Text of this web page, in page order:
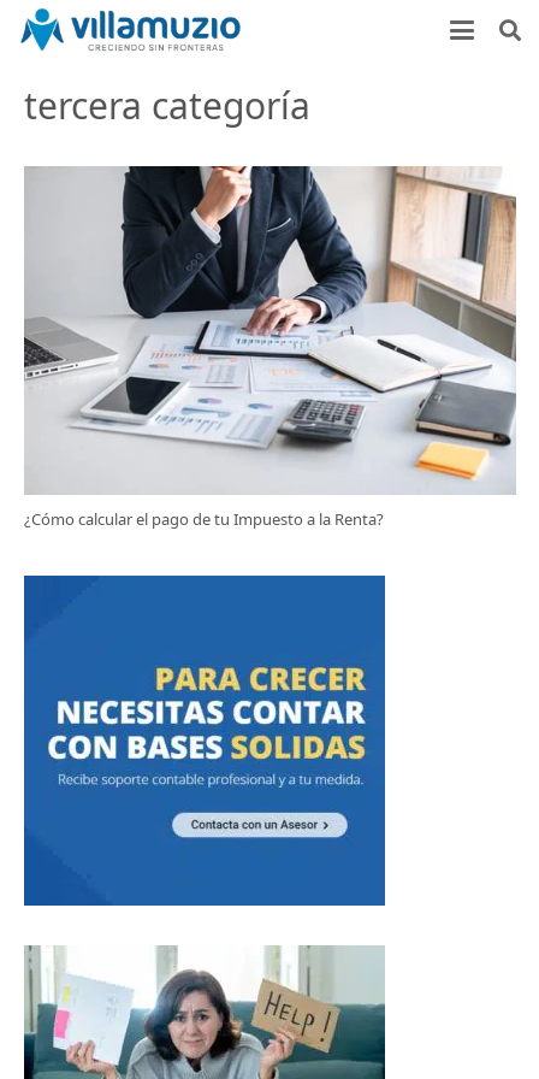
tercera categoría
¿Cómo calcular el pago de tu Impuesto a la Renta?